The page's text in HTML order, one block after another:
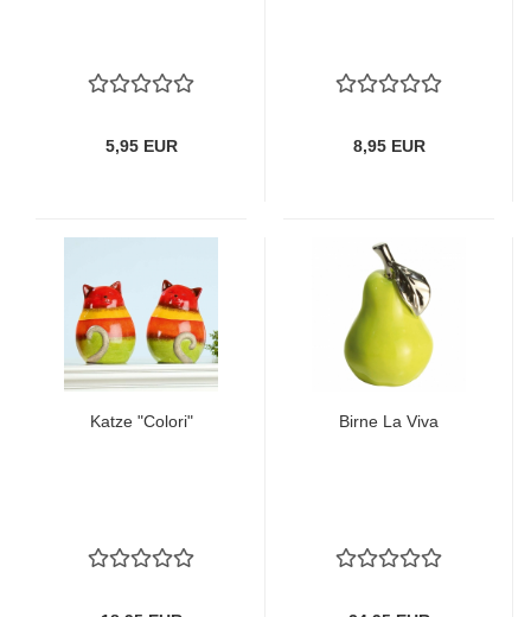
5,95 EUR 8,95 EUR
Katze "Colori" Birne La Viva